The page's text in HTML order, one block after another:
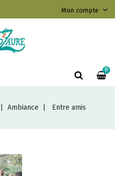
Mon compte
0
Ambiance Entre amis